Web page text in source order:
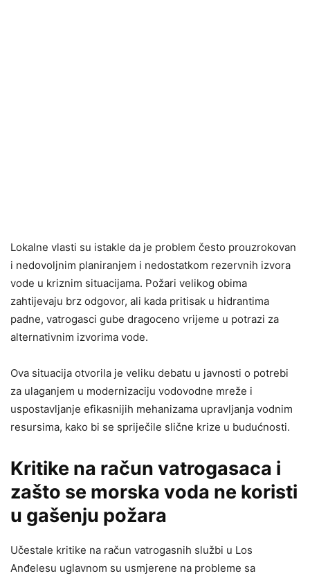
Lokalne vlasti su istakle da je problem često prouzrokovan
i nedovoljnim planiranjem i nedostatkom rezervnih izvora
vode u kriznim situacijama. Požari velikog obima
zahtijevaju brz odgovor, ali kada pritisak u hidrantima
padne, vatrogasci gube dragoceno vrijeme u potrazi za
alternativnim izvorima vode.
Ova situacija otvorila je veliku debatu u javnosti o potrebi
za ulaganjem u modernizaciju vodovodne mreže i
uspostavljanje efikasnijih mehanizama upravljanja vodnim
resursima, kako bi se spriječile slične krize u budućnosti.
Kritike na račun vatrogasaca i
zašto se morska voda ne koristi
u gašenju požara
Učestale kritike na račun vatrogasnih službi u Los
Anđelesu uglavnom su usmjerene na probleme sa